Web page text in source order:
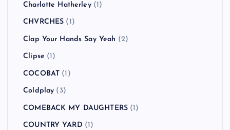
Charlotte Hatherley(1)
CHVRCHES (1)
Clap Your Hands Say Yeah (2)
Clipse (1)
COCOBAT (1)
Coldplay (3)
COMEBACK MY DAUGHTERS (1)
COUNTRY YARD (1)